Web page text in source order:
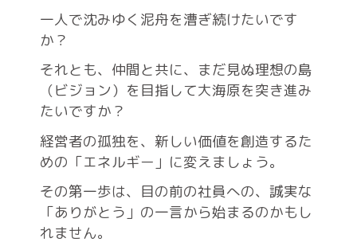
一人で沈みゆく泥舟を漕ぎ続けたいです
か？
それとも、仲間と共に、まだ見ぬ理想の島
（ビジョン）を目指して大海原を突き進み
たいですか？
経営者の孤独を、新しい価値を創造するた
めの「エネルギー」に変えましょう。
その第一歩は、目の前の社員への、誠実な
「ありがとう」の一言から始まるのかもし
れません。